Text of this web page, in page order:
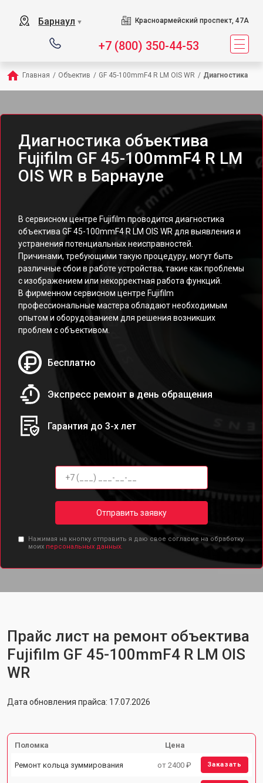
Барнаул ▼ Красноармейский проспект, 47А
+7 (800) 350-44-53
Главная / Объектив / GF 45-100mmF4 R LM OIS WR / Диагностика
Диагностика объектива
Fujifilm GF 45-100mmF4 R LM
OIS WR в Барнауле
В сервисном центре Fujifilm проводится диагностика
объектива GF 45-100mmF4 R LM OIS WR для выявления и
устранения потенциальных неисправностей.
Причинами, требующими такую процедуру, могут быть
различные сбои в работе устройства, такие как проблемы
с изображением или некорректная работа функций.
В фирменном сервисном центре Fujifilm
профессиональные мастера обладают необходимым
опытом и оборудованием для решения возникших
проблем с объективом.
Бесплатно
Экспресс ремонт в день обращения
Гарантия до 3-х лет
Отправить заявку
Нажимая на кнопку отправить я даю свое согласие на обработку
моих персональных данных.
Прайс лист на ремонт объектива
Fujifilm GF 45-100mmF4 R LM OIS
WR
Дата обновления прайса: 17.07.2026
Поломка Цена
Ремонт кольца зуммирования от 2400 ₽ Заказать